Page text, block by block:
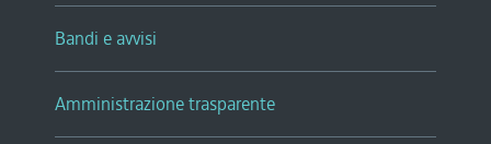
Bandi e avvisi
Amministrazione trasparente